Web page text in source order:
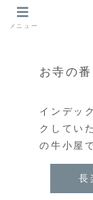
お寺の
インデッ
クしてい
の牛小屋
長
メニュー